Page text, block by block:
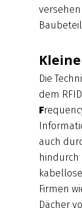
Die
dem
F
auch
hindurch
Firmen
Dächer